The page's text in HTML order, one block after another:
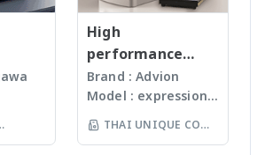
category/23
เรา
รรับ
ร้อม
ย่าง
าะเรา
ม่ของ
และ
2 ปี พร้อมบริการหลังการ
ขายที่ใส่ใจ เพื่อให้ลูกค้าใช้
งานได้อย่างต่อเนื่องและไร้
กังวล เพราะเรามุ่งมั่นสร้าง
มาตรฐานใหม่ของคุณภาพ
ความปลอดภัย และความน่า
เชื่อถือ ให้กับทุกห้องปฏิบัติ
DNA
free.
เทคโนโลยีหลากหลายให้
เลือก รวมถึงมีเครื่องรุ่น
Automated
workstation ซึ่ง
สามารถบดตัวอย่างได้ถึง
(www.omni-inc.com)
Rotor-stator
LTD
High
performance
compact mass
spectrometer
Brand : Advion
Model : expression®
S/L With
electrospray (ESI)
THAI UNIQUE CO
LTD